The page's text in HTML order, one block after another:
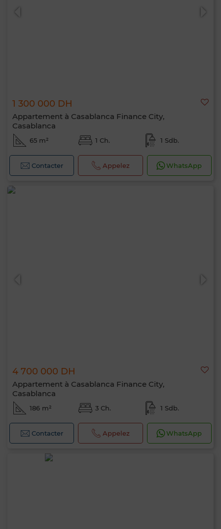
1 300 000 DH
Appartement à Casablanca Finance City,
Casablanca
65 m² 1 Ch. 1 Sdb.
Contacter Appelez WhatsApp
4 700 000 DH
Appartement à Casablanca Finance City,
Casablanca
186 m² 3 Ch. 1 Sdb.
Contacter Appelez WhatsApp